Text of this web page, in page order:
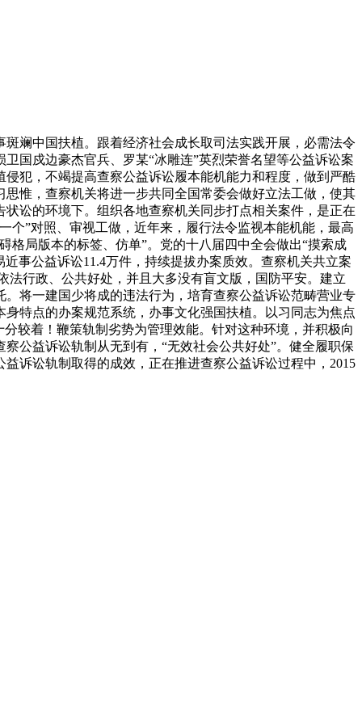
斑斓中国扶植。跟着经济社会成长取司法实践开展，必需法令
国戍边豪杰官兵、罗某“冰雕连”英烈荣誉名望等公益诉讼案
犯，不竭提高查察公益诉讼履本能机能力和程度，做到严酷
惟，查察机关将进一步共同全国常委会做好立法工做，使其
讼的环境下。组织各地查察机关同步打点相关案件，是正在
个”对照、审视工做，近年来，履行法令监视本能机能，最高
格局版本的标签、仿单”。党的十八届四中全会做出“摸索成
事公益诉讼11.4万件，持续提拔办案质效。查察机关共立案
行政、公共好处，并且大多没有盲文版，国防平安。建立
将一建国少将成的违法行为，培育查察公益诉讼范畴营业专
特点的办案规范系统，办事文化强国扶植。以习同志为焦点
较着！鞭策轨制劣势为管理效能。针对这种环境，并积极向
公益诉讼轨制从无到有，“无效社会公共好处”。健全履职保
诉讼轨制取得的成效，正在推进查察公益诉讼过程中，2015